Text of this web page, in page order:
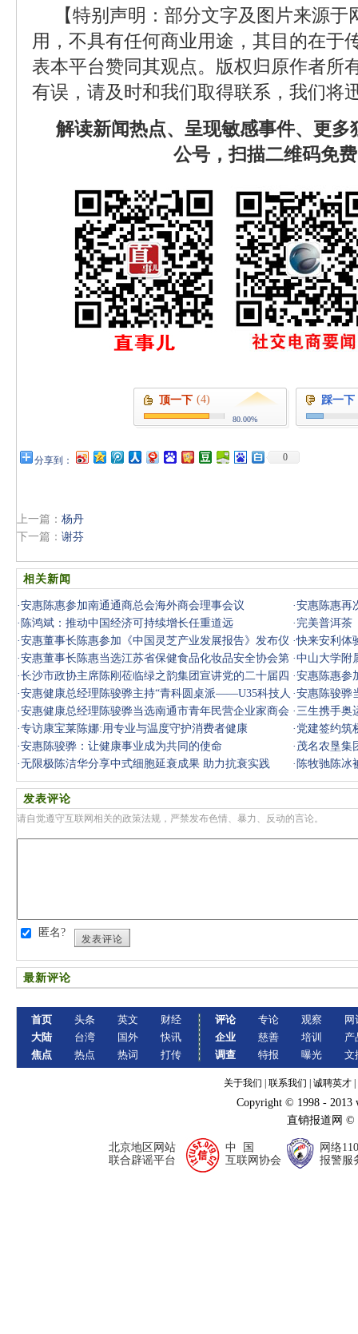
【特别声明：部分文字及图片来源
用，不具有任何商业用途，其目的在于
表本平台赞同其观点。版权归原作者所
有误，请及时和我们取得联系，我们将
解读新闻热点、呈现敏感事件、更
公号，扫描二维码免
顶一下 (4)
80.00%
踩一下
分享到： 0
上一篇： 杨丹
下一篇： 谢芬
相关新闻
·安惠陈惠参加南通通商总会海外商会理事会议 ·安惠陈惠再
长
· 陈鸿斌：推动中国经济可持续增长任重道远 · 完美普洱茶
·安惠董事长陈惠参加《中国灵芝产业发展报告》发布仪
式
·快来安利体
·安惠董事长陈惠当选江苏省保健食品化妆品安全协会第
三届理事
·中山大学附
·长沙市政协主席陈刚莅临绿之韵集团宣讲党的二十届四
中全会精
·安惠陈惠参
·安惠健康总经理陈骏骅主持“青科圆桌派——U35科技人
才沙龙”
·安惠陈骏骅
·安惠健康总经理陈骏骅当选南通市青年民营企业家商会
第四届理
·三生携手奥
康家”
·专访康宝莱陈娜:用专业与温度守护消费者健康 · 党建签约
进竹行小
·安惠陈骏骅：让健康事业成为共同的使命 · 茂名农垦集
业
·无限极陈洁华分享中式细胞延衰成果 助力抗衰实践 · 陈牧驰陈冰
发表评论
请自觉遵守互联网相关的政策法规，严禁发布色情、暴力、反动的言论。
匿名?
发表评论
最新评论
首页
大陆
焦点
头条
台湾
热点
英文
国外
热词
财经
快讯
打传
评论
企业
调查
专论
慈善
特报
观察
培训
曝光
网
产
文
关于我们 联系我们 诚聘英才
Copyright © 1998 - 2013
直销报道网
北京地区网站
联合辟谣平台
中 国
互联网协会
网络110
报警服